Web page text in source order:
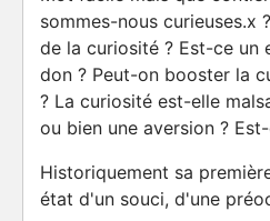
sommes-nous curieuses.x
de la curiosité ? Est-ce un
don ? Peut-on booster la
? La curiosité est-elle
ou bien une aversion ?
Historiquement sa
état d'un souci, d'une